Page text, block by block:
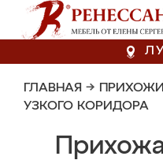
ГЛАВНАЯ →
УЗКОГО КОРИДОРА